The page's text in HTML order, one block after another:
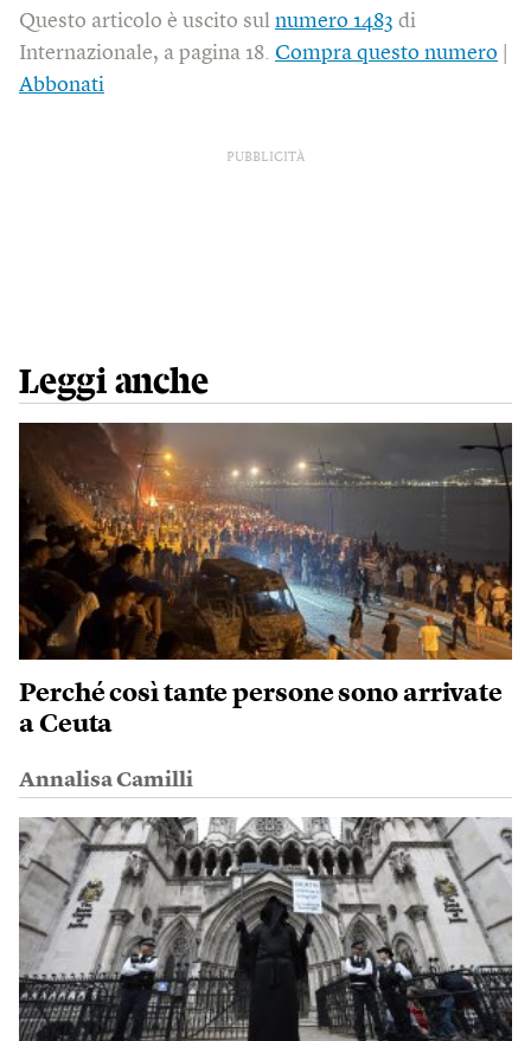
Questo articolo è uscito sul numero 1483 di
Internazionale, a pagina 18. Compra questo numero
Abbonati
PUBBLICITÀ
Leggi anche
Perché così tante persone sono arrivate
a Ceuta
Annalisa Camilli